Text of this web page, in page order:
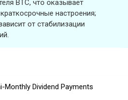
BTC, что оказывает
настроения;
от стабилизации
Monthly Dividend Payments